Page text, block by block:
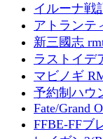
イルーナ戦
アトランテ
新三國志
ラストイデ
マビノギ
予約制ハウ
Fate/Grand
FFBE-FFブ